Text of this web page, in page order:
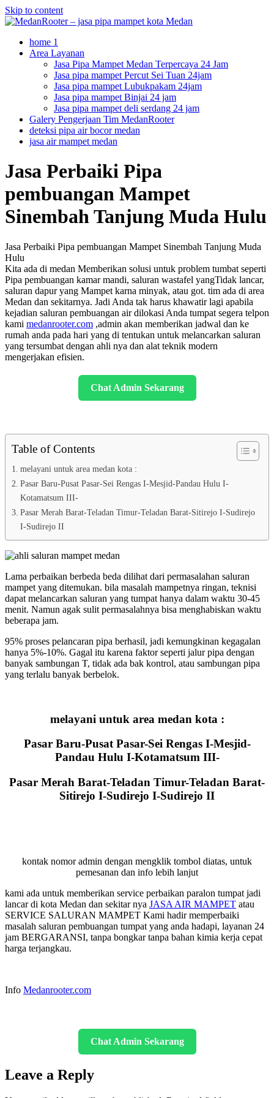
Skip to content
home 1
Area Layanan
Jasa Pipa Mampet Medan Terpercaya 24 Jam
Jasa pipa mampet Percut Sei Tuan 24jam
Jasa pipa mampet Lubukpakam 24jam
Jasa pipa mampet Binjai 24 jam
Jasa pipa mampet deli serdang 24 jam
Galery Pengerjaan Tim MedanRooter
deteksi pipa air bocor medan
jasa air mampet medan
Jasa Perbaiki Pipa
pembuangan Mampet
Sinembah Tanjung Muda Hulu
Jasa Perbaiki Pipa pembuangan Mampet Sinembah Tanjung Muda
Hulu
Kita ada di medan Memberikan solusi untuk problem tumbat seperti
Pipa pembuangan kamar mandi, saluran wastafel yangTidak lancar,
saluran dapur yang Mampet karna minyak, atau got. tim ada di area
Medan dan sekitarnya. Jadi Anda tak harus khawatir lagi apabila
kejadian saluran pembuangan air dilokasi Anda tumpat segera telpon
kami medanrooter.com ,admin akan memberikan jadwal dan ke
rumah anda pada hari yang di tentukan untuk melancarkan saluran
yang tersumbat dengan ahli nya dan alat teknik modern
mengerjakan efisien.
Chat Admin Sekarang
Table of Contents
melayani untuk area medan kota :
Pasar Baru-Pusat Pasar-Sei Rengas I-Mesjid-Pandau Hulu I-
Kotamatsum III-
Pasar Merah Barat-Teladan Timur-Teladan Barat-Sitirejo I-Sudirejo
I-Sudirejo II
Lama perbaikan berbeda beda dilihat dari permasalahan saluran
mampet yang ditemukan. bila masalah mampetnya ringan, teknisi
dapat melancarkan saluran yang tumpat hanya dalam waktu 30-45
menit. Namun agak sulit permasalahnya bisa menghabiskan waktu
beberapa jam.
95% proses pelancaran pipa berhasil, jadi kemungkinan kegagalan
hanya 5%-10%. Gagal itu karena faktor seperti jalur pipa dengan
banyak sambungan T, tidak ada bak kontrol, atau sambungan pipa
yang terlalu banyak berbelok.
melayani untuk area medan kota :
Pasar Baru-Pusat Pasar-Sei Rengas I-Mesjid-
Pandau Hulu I-Kotamatsum III-
Pasar Merah Barat-Teladan Timur-Teladan Barat-
Sitirejo I-Sudirejo I-Sudirejo II
kontak nomor admin dengan mengklik tombol diatas, untuk
pemesanan dan info lebih lanjut
kami ada untuk memberikan service perbaikan paralon tumpat jadi
lancar di kota Medan dan sekitar nya JASA AIR MAMPET atau
SERVICE SALURAN MAMPET Kami hadir memperbaiki
masalah saluran pembuangan tumpat yang anda hadapi, layanan 24
jam BERGARANSI, tanpa bongkar tanpa bahan kimia kerja cepat
harga terjangkau.
Info Medanrooter.com
Chat Admin Sekarang
Leave a Reply